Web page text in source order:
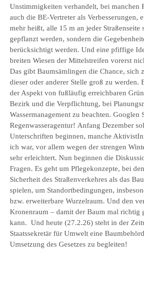
Unstimmigkeiten verhandelt, bei manchen
auch die BE-Vertreter als Verbesserungen,
mehr heißt, alle 15 m an jeder Straßenseite
gepflanzt werden, sondern die
berücksichtigt werden. Und eine pfiffige
breiten Wiesen der Mittelstreifen vorerst
Das gibt Baumsämlingen die Chance, sich
dieser oder anderer Stelle groß zu werden.
der Aspekt von fußläufig erreichbaren
Bezirk und die Verpflichtung, bei
Wassermanagement zu beachten. Googlen
Regenwasseragentur! Anfang Dezember
Unterschriften beginnen, manche
ich war, vor allem wegen der strengen
sehr erleichtert. Nun beginnen die
Fragen. Es geht um Pflegekonzepte, bei
Sicherheit des Straßenverkehres als das
spielen, um Standortbedingungen,
bzw. erweiterbare Wurzelraum. Und den
Kronenraum – damit der Baum mal richtig
kann. Und heute (27.2.26) steht in der
Staatssekretär für Umwelt eine
Umsetzung des Gesetzes zu begleiten!